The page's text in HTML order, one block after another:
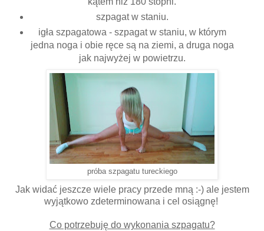
szpagat w staniu.
igła szpagatowa - szpagat w staniu, w którym
jedna noga i obie ręce są na ziemi, a druga noga
jak najwyżej w powietrzu.
próba szpagatu tureckiego
Jak widać jeszcze wiele pracy przede mną :-) ale jestem
wyjątkowo zdeterminowana i cel osiągnę!
Co potrzebuję do wykonania szpagatu?